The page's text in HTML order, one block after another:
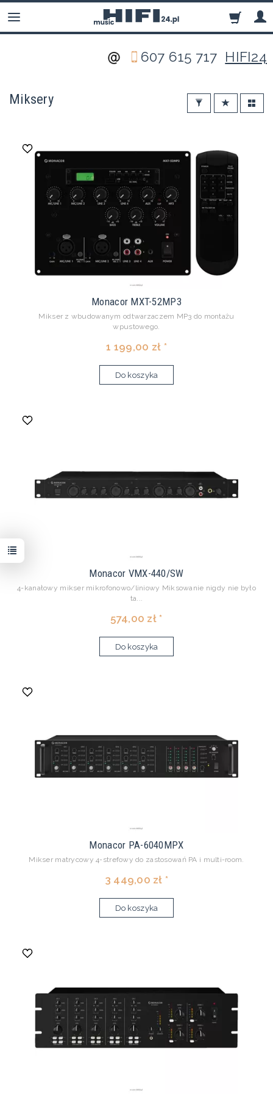
607 615 717 HIFI24
Miksery
Monacor MXT-52MP3
Mikser z wbudowanym odtwarzaczem MP3 do montażu
wpustowego.
1 199,00 zł *
Do koszyka
Monacor VMX-440/SW
4-kanałowy mikser mikrofonowo/liniowy Miksowanie nigdy nie było
ta...
574,00 zł *
Do koszyka
Monacor PA-6040MPX
Mikser matrycowy 4-strefowy do zastosowań PA i multi-room.
3 449,00 zł *
Do koszyka